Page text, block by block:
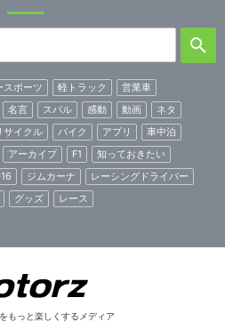
スポーツ 軽トラック
営業車
名言 スバル 感動 動画
ネタ
サイクル バイク アプリ
車中泊
アーカイブ F1
知っておきたい
ジムカーナ
レーシングドライバー
グッズ レース
もっと楽しくするメディア